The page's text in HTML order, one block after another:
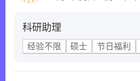
科研助理
经验不限
硕士 节日福利